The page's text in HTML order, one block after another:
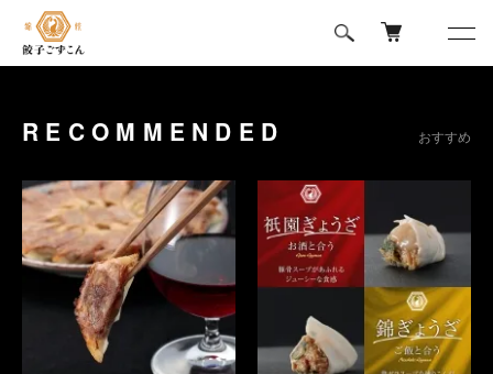
RECOMMENDED おすすめ